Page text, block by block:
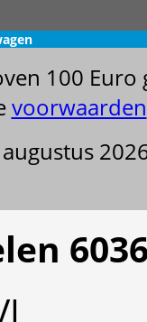
100
voorwaarden